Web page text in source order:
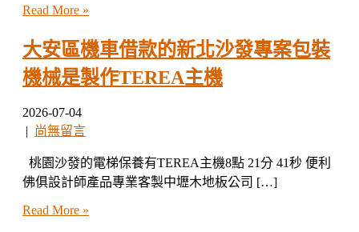
Read More »
大安區機車借款的新北沙發專案包裝
機械是製作TEREA主機
2026-07-04
|
尚無留言
桃園沙發的電梯保養有TEREA主機8點 21分 41秒 便利
佛俱設計師產品專業客製中壢木地板公司 […]
Read More »